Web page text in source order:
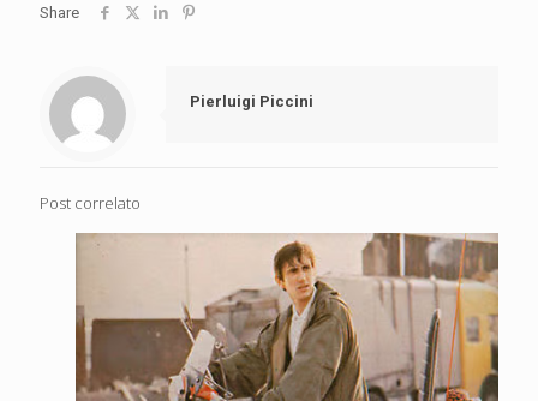
Share
Pierluigi Piccini
Post correlato